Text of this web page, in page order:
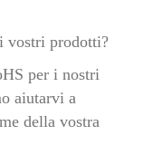
vostri prodotti?
per i nostri
aiutarvi a
della vostra